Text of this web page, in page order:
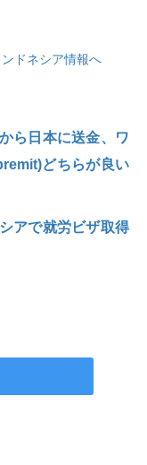
ら日本に送金、ワ
どちらが良い
アで就労ビザ取得